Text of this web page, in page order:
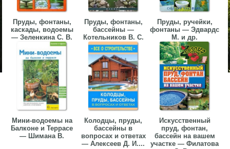
Пруды, фонтаны,
каскады, водоемы
— Зеленкина С. В.
Пруды, фонтаны,
бассейны —
Котельников В. С.
Пруды, ручейки,
фонтаны — Эдвардс
М. и др.
Мини-водоемы на
Балконе и Террасе
— Шимана В.
Колодцы, пруды,
бассейны в
вопросах и ответах
— Алексеев Д. И....
Искусственный
пруд, фонтан,
бассейн на вашем
участке — Филатова